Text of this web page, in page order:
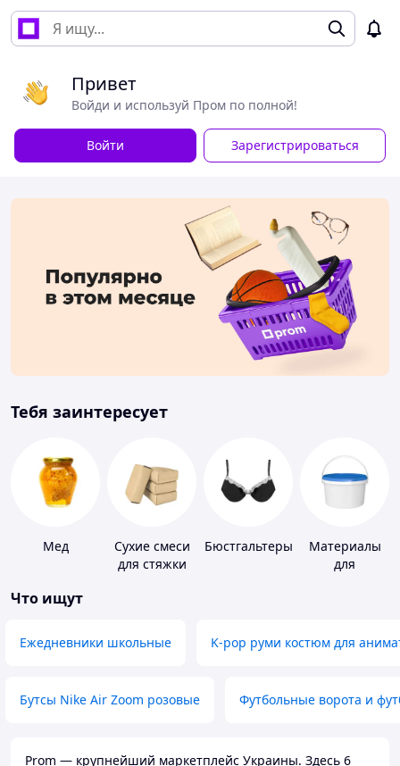
Привет
Войди и используй Пром по полной!
Войти Зарегистрироваться
Тебя заинтересует
Мед
Сухие смеси
для стяжки
Бюстгальтеры
Материалы
для
Что ищут
Ежедневники школьные K-pop руми костюм для
Бутсы Nike Air Zoom розовые Футбольные ворота и
Prom — крупнейший маркетплейс Украины. Здесь 6